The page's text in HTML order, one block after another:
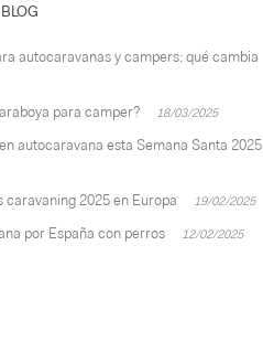
autocaravanas y campers: qué cambia
para camper? 18/03/2025
autocaravana esta Semana Santa 2025
2025 en Europa 19/02/2025
por España con perros 12/02/2025